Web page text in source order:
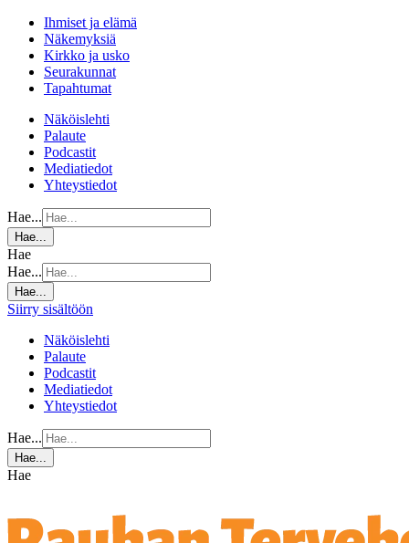
Ihmiset ja elämä
Näkemyksiä
Kirkko ja usko
Seurakunnat
Tapahtumat
Näköislehti
Palaute
Podcastit
Mediatiedot
Yhteystiedot
Hae...
Hae...
Hae
Hae...
Hae...
Siirry sisältöön
Näköislehti
Palaute
Podcastit
Mediatiedot
Yhteystiedot
Hae...
Hae...
Hae